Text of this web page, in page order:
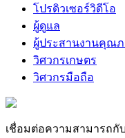
โปรดิวเซอร์วิดีโอ
ผู้ดูแล
ผู้ประสานงานคุณ
วิศวกรเกษตร
วิศวกรมือถือ
เชื่อมต่อความสามารถกั